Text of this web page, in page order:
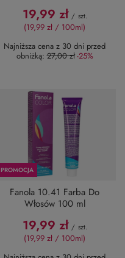
19,99 zł / szt.
(19,99 zł / 100ml)
Najniższa cena z 30 dni przed
obniżką:27,00 zł-25%
PROMOCJA
Fanola 10.41 Farba Do
Włosów 100 ml
19,99 zł / szt.
(19,99 zł / 100ml)